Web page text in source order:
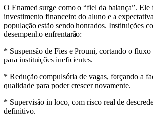
O Enamed surge como o “fiel da balança”. Ele
investimento financeiro do aluno e a
população estão sendo honrados. Instituições
desempenho enfrentarão:
* Suspensão de Fies e Prouni, cortando o
para instituições ineficientes.
* Redução compulsória de vagas, forçando a
qualidade para poder crescer novamente.
* Supervisão in loco, com risco real de
definitivo.